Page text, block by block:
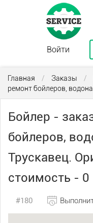
Войти
Главная / Заказы /
ремонт бойлеров,
Бойлер -
бойлеров,
Трускавец.
стоимость - 0
#180